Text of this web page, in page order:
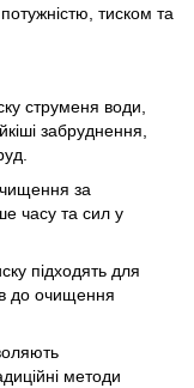
тиском та
струменя води,
забруднення,
за
часу та сил у
підходять для
до очищення
методи